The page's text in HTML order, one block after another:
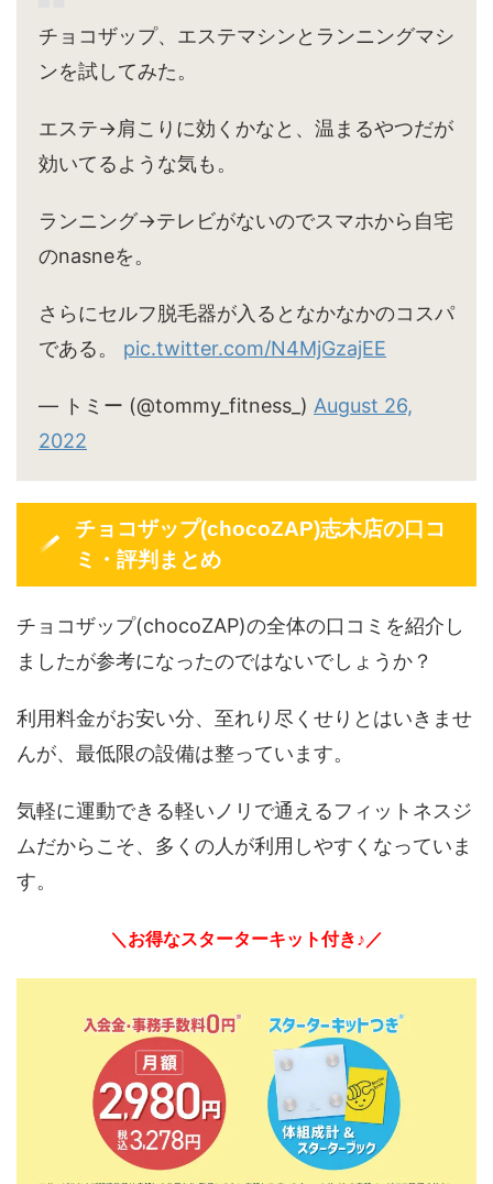
チョコザップ、エステマシンとランニングマシ
ンを試してみた。
エステ→肩こりに効くかなと、温まるやつだが
効いてるような気も。
ランニング→テレビがないのでスマホから自宅
のnasneを。
さらにセルフ脱毛器が入るとなかなかのコスパ
である。 pic.twitter.com/N4MjGzajEE
— トミー (@tommy_fitness_) August 26,
2022
チョコザップ(chocoZAP)志木店の口コ
ミ・評判まとめ
チョコザップ(chocoZAP)の全体の口コミを紹介し
ましたが参考になったのではないでしょうか？
利用料金がお安い分、至れり尽くせりとはいきませ
んが、最低限の設備は整っています。
気軽に運動できる軽いノリで通えるフィットネスジ
ムだからこそ、多くの人が利用しやすくなっていま
す。
＼お得なスターターキット付き♪／